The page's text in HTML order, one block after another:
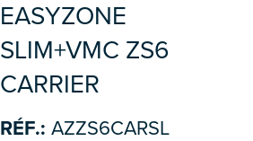
EASYZONE
SLIM+VMC ZS6
CARRIER
RÉF.: AZZS6CARSL